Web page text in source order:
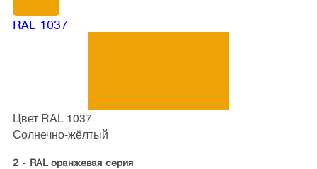
RAL 1037
Цвет RAL 1037
Солнечно-жёлтый
2 - RAL оранжевая серия